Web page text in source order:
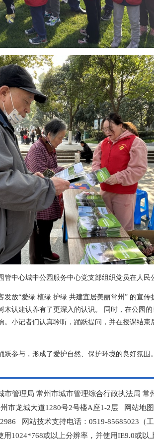
中心城中公园服务中心党支部组织党员在人民
放“爱绿 植绿 护绿 共建宜居美丽常州” 的宣
认建认养有了更深入的认识。 同时，在公园
小记者们认真聆听，踊跃提问，并在授课结
参与，形成了爱护自然、保护环境的良好氛围。
市管理局 常州市城市管理综合行政执法局 常
市龙城大道1280号2号楼A座1-2层
网站地图
网站技术支持电话：0519-85685023（工
1024*768或以上分辨率，并使用IE9.0或以